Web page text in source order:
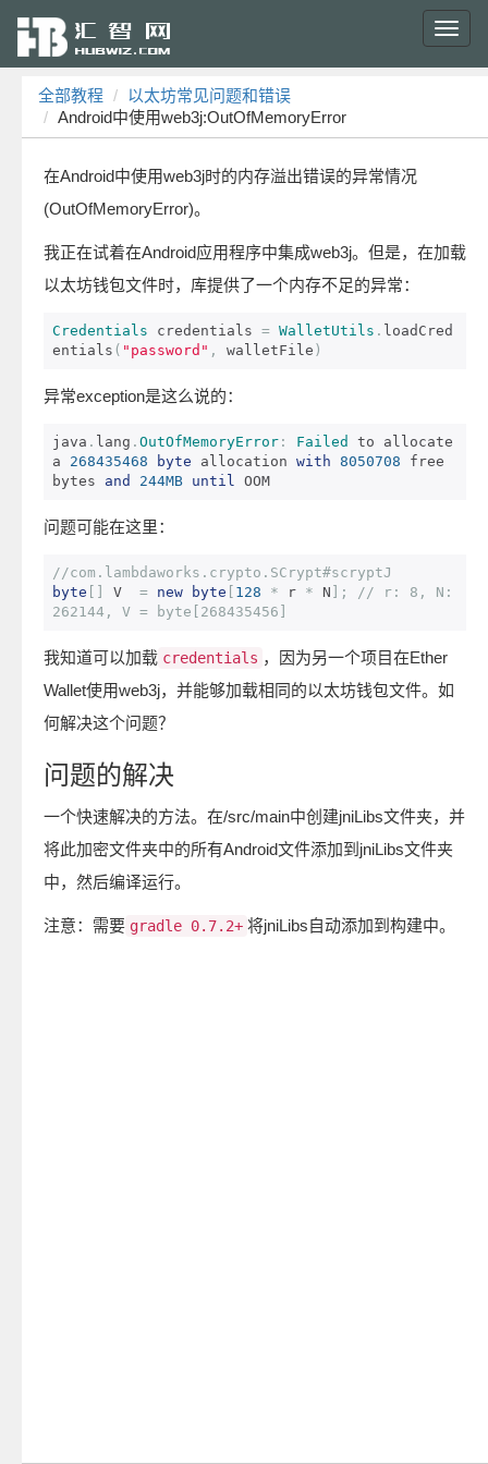
全部教程
以太坊常见问题和错误
Android中使用web3j:OutOfMemoryError
在Android中使用web3j时的内存溢出错误的异常情况
(OutOfMemoryError)。
我正在试着在Android应用程序中集成web3j。但是，在加载
以太坊钱包文件时，库提供了一个内存不足的异常：
Credentials credentials = WalletUtils . loadCred
entials ( "password" , walletFile )
异常exception是这么说的：
java . lang . OutOfMemoryError : Failed
to allocate
a 268435468 byte allocation with 8050708 free
bytes and 244MB until OOM
问题可能在这里：
//com.lambdaworks.crypto.SCrypt#scryptJ
byte
V = new byte 128 * r * N ];
// r: 8, N:
262144, V = byte[268435456]
我知道可以加载 credentials ，因为另一个项目在Ether
Wallet使用web3j，并能够加载相同的以太坊钱包文件。如
何解决这个问题？
问题的解决
一个快速解决的方法。在/src/main中创建jniLibs文件夹，并
将此加密文件夹中的所有Android文件添加到jniLibs文件夹
中，然后编译运行。
注意：需要 gradle 0.7.2+ 将jniLibs自动添加到构建中。